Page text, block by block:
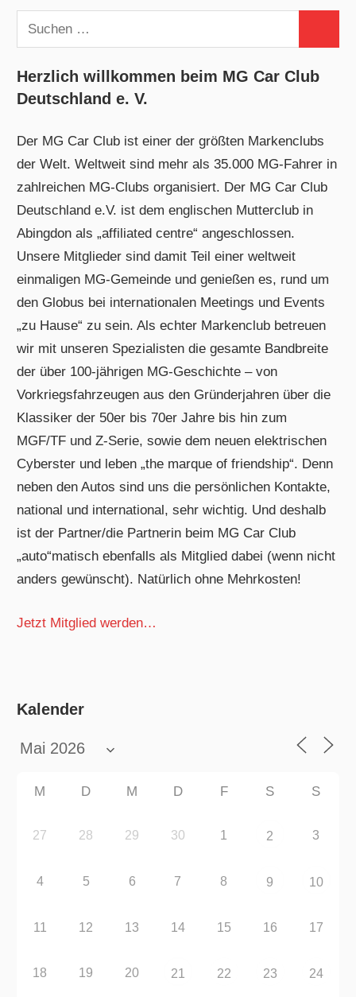
Suchen
nach:
Herzlich willkommen beim MG Car Club
Deutschland e. V.
Der MG Car Club ist einer der größten Markenclubs
der Welt. Weltweit sind mehr als 35.000 MG-Fahrer in
zahlreichen MG-Clubs organisiert. Der MG Car Club
Deutschland e.V. ist dem englischen Mutterclub in
Abingdon als „affiliated centre“ angeschlossen.
Unsere Mitglieder sind damit Teil einer weltweit
einmaligen MG-Gemeinde und genießen es, rund um
den Globus bei internationalen Meetings und Events
„zu Hause“ zu sein. Als echter Markenclub betreuen
wir mit unseren Spezialisten die gesamte Bandbreite
der über 100-jährigen MG-Geschichte – von
Vorkriegsfahrzeugen aus den Gründerjahren über die
Klassiker der 50er bis 70er Jahre bis hin zum
MGF/TF und Z-Serie, sowie dem neuen elektrischen
Cyberster und leben „the marque of friendship“. Denn
neben den Autos sind uns die persönlichen Kontakte,
national und international, sehr wichtig. Und deshalb
ist der Partner/die Partnerin beim MG Car Club
„auto“matisch ebenfalls als Mitglied dabei (wenn nicht
anders gewünscht). Natürlich ohne Mehrkosten!
Jetzt Mitglied werden…
Kalender
M D M D F S S
27 28 29 30 1 2 3
4 5 6 7 8 9 10
11 12 13 14 15 16 17
18 19 20 21 22 23 24